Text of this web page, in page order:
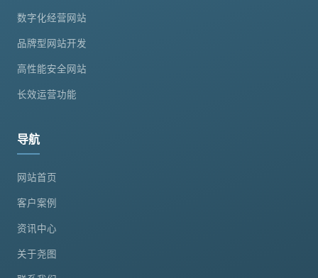
数字化经营网站
品牌型网站开发
高性能安全网站
长效运营功能
导航
网站首页
客户案例
资讯中心
关于尧图